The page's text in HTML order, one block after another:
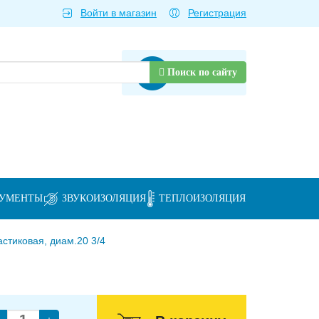
ЗВУКОИЗОЛЯЦИЯ ТЕПЛОИЗОЛЯЦИЯ
Войти в магазин Регистрация
Товаров нет
Поиск по сайту
диам.20 3/4